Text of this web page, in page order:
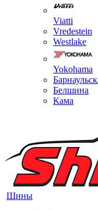
Viatti
Vredestein
Westlake
Yokohama
Белшина
Кама
Шины